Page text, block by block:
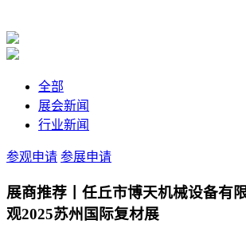
全部
展会新闻
行业新闻
参观申请 参展申请
展商推荐丨任丘市博天机械设备有
观2025苏州国际复材展